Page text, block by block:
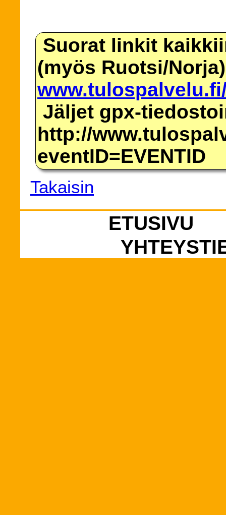
Suorat linkit
(myös Ruotsi/Norja)
Jäljet gpx-
http://
eventID=EVENTID
Takaisin
ETUSIVU